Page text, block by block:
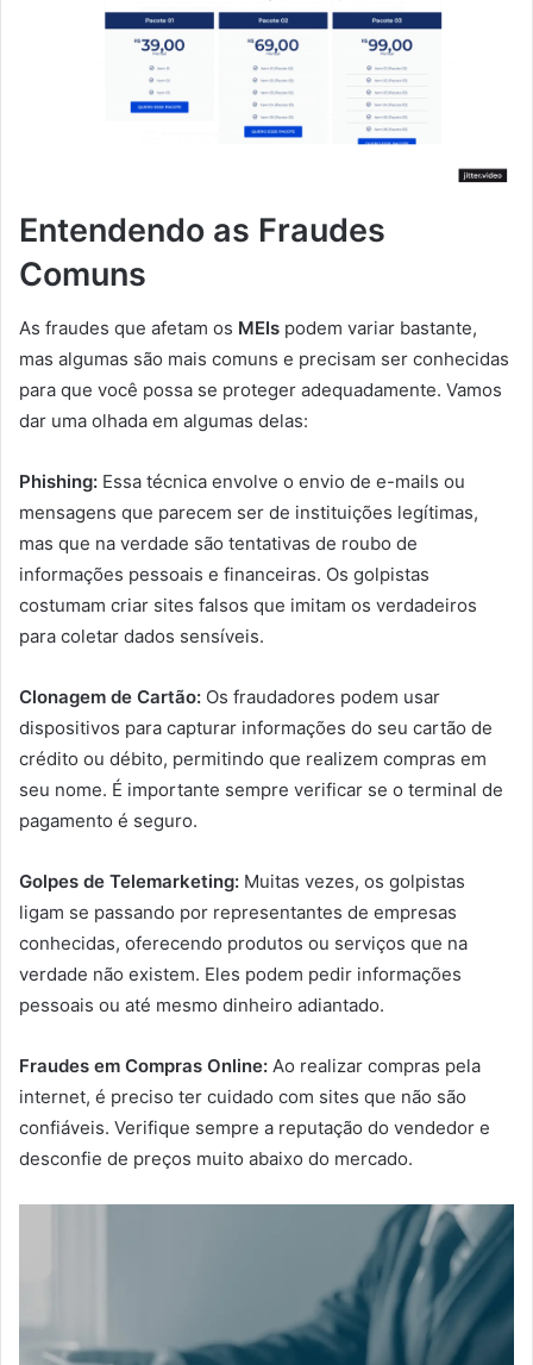
Entendendo as Fraudes
Comuns
As fraudes que afetam os MEIs podem variar bastante,
mas algumas são mais comuns e precisam ser conhecidas
para que você possa se proteger adequadamente. Vamos
dar uma olhada em algumas delas:
Phishing: Essa técnica envolve o envio de e-mails ou
mensagens que parecem ser de instituições legítimas,
mas que na verdade são tentativas de roubo de
informações pessoais e financeiras. Os golpistas
costumam criar sites falsos que imitam os verdadeiros
para coletar dados sensíveis.
Clonagem de Cartão: Os fraudadores podem usar
dispositivos para capturar informações do seu cartão de
crédito ou débito, permitindo que realizem compras em
seu nome. É importante sempre verificar se o terminal de
pagamento é seguro.
Golpes de Telemarketing: Muitas vezes, os golpistas
ligam se passando por representantes de empresas
conhecidas, oferecendo produtos ou serviços que na
verdade não existem. Eles podem pedir informações
pessoais ou até mesmo dinheiro adiantado.
Fraudes em Compras Online: Ao realizar compras pela
internet, é preciso ter cuidado com sites que não são
confiáveis. Verifique sempre a reputação do vendedor e
desconfie de preços muito abaixo do mercado.